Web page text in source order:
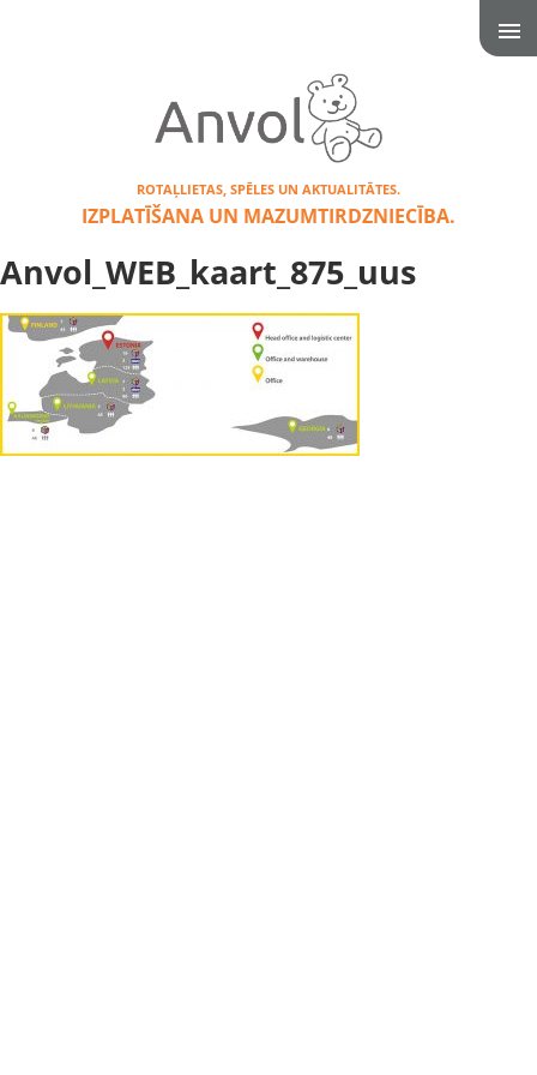
ROTAĻLIETAS, SPĒLES UN AKTUALITĀTES.
IZPLATĪŠANA UN MAZUMTIRDZNIECĪBA.
Anvol_WEB_kaart_875_uus